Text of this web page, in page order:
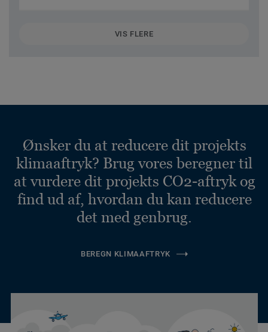
VIS FLERE
Ønsker du at reducere dit projekts
klimaaftryk? Brug vores beregner til
at vurdere dit projekts CO2-aftryk og
find ud af, hvordan du kan reducere
det med genbrug.
BEREGN KLIMAAFTRYK